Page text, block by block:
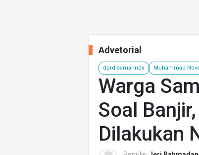
Advetorial
dprd samarinda Muhammad
Warga
Soal
Dilakukan